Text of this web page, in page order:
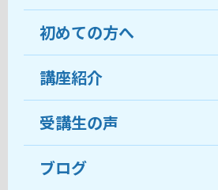
教室について
受講生の声
おすすめ・人気の講座
目的から講座を探す
初めての方へ
ココがおすすめ
料金
受講までの流れ
講座紹介
受講生の声
ブログ